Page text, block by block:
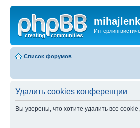
Список форумов
Удалить cookies конференции
Вы уверены, что хотите удалить все